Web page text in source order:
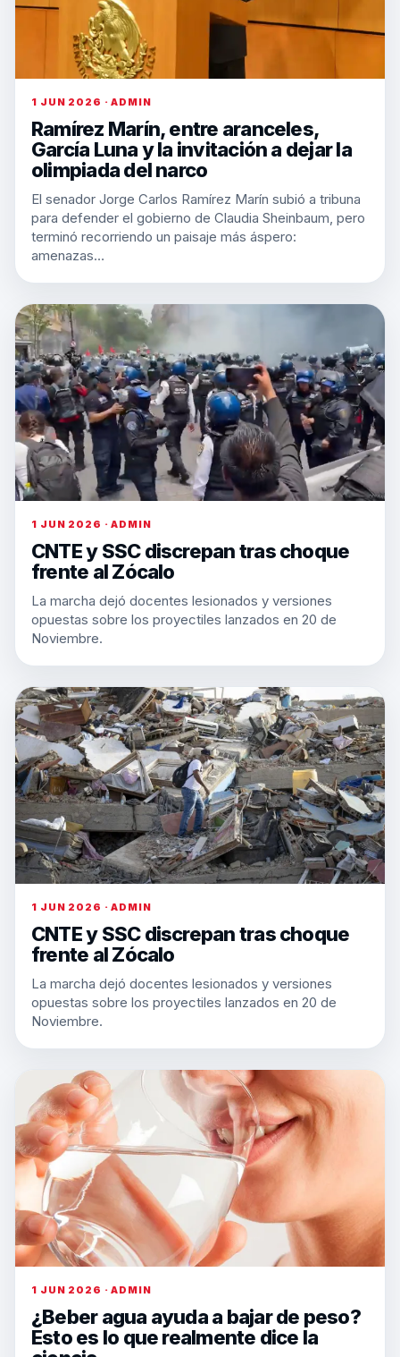
1 JUN 2026 · ADMIN
Ramírez Marín, entre aranceles,
García Luna y la invitación a dejar la
olimpiada del narco
El senador Jorge Carlos Ramírez Marín subió a tribuna
para defender el gobierno de Claudia Sheinbaum, pero
terminó recorriendo un paisaje más áspero:
amenazas…
1 JUN 2026 · ADMIN
CNTE y SSC discrepan tras choque
frente al Zócalo
La marcha dejó docentes lesionados y versiones
opuestas sobre los proyectiles lanzados en 20 de
Noviembre.
1 JUN 2026 · ADMIN
CNTE y SSC discrepan tras choque
frente al Zócalo
La marcha dejó docentes lesionados y versiones
opuestas sobre los proyectiles lanzados en 20 de
Noviembre.
1 JUN 2026 · ADMIN
¿Beber agua ayuda a bajar de peso?
Esto es lo que realmente dice la